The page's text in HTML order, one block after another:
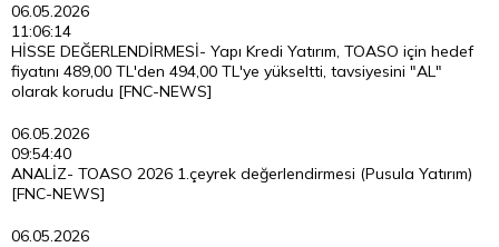
06.05.2026
11:06:14
HİSSE DEĞERLENDİRMESİ- Yapı Kredi Yatırım, TOASO için hedef
fiyatını 489,00 TL'den 494,00 TL'ye yükseltti, tavsiyesini "AL"
olarak korudu [FNC-NEWS]
06.05.2026
09:54:40
ANALİZ- TOASO 2026 1.çeyrek değerlendirmesi (Pusula Yatırım)
[FNC-NEWS]
06.05.2026